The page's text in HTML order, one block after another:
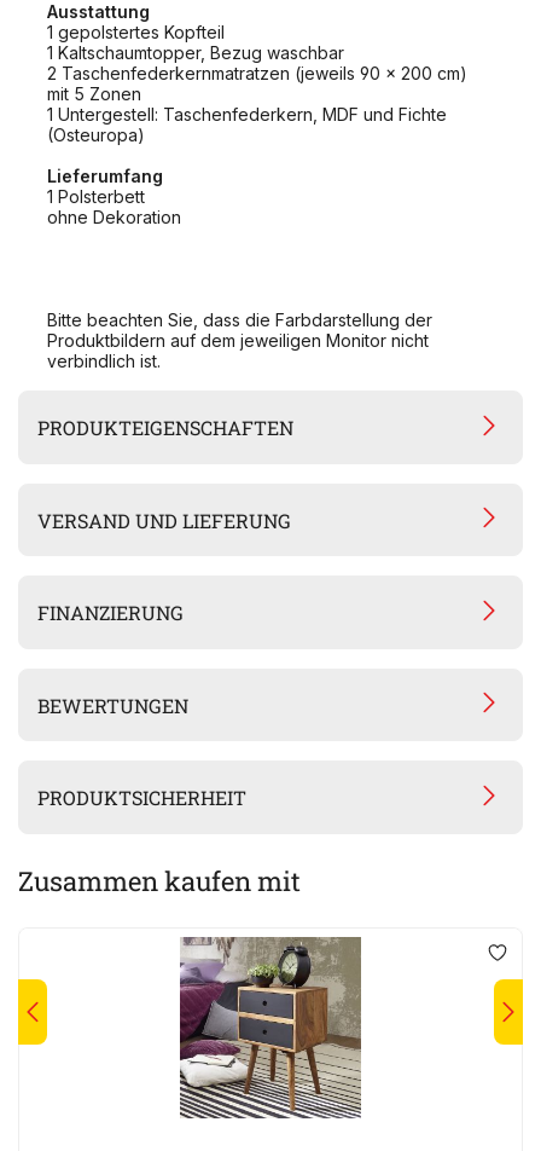
Ausstattung
1 gepolstertes Kopfteil
1 Kaltschaumtopper, Bezug waschbar
2 Taschenfederkernmatratzen (jeweils 90 x 200 cm)
mit 5 Zonen
1 Untergestell: Taschenfederkern, MDF und Fichte
(Osteuropa)
Lieferumfang
1 Polsterbett
ohne Dekoration
Bitte beachten Sie, dass die Farbdarstellung der
Produktbildern auf dem jeweiligen Monitor nicht
verbindlich ist.
PRODUKTEIGENSCHAFTEN
VERSAND UND LIEFERUNG
FINANZIERUNG
BEWERTUNGEN
PRODUKTSICHERHEIT
Zusammen kaufen mit